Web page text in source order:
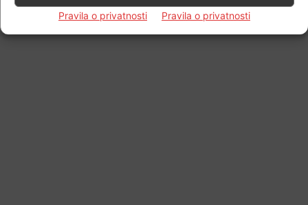
Pravila o privatnosti Pravila o privatnosti